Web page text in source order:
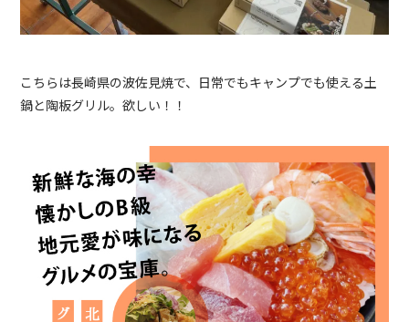
こちらは長崎県の波佐見焼で、日常でもキャンプでも使える土
鍋と陶板グリル。欲しい！！